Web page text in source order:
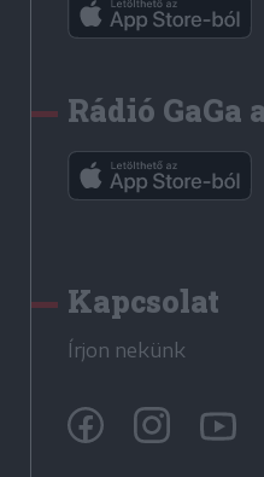
Rádió GaGa
Kapcsolat
Írjon nekünk